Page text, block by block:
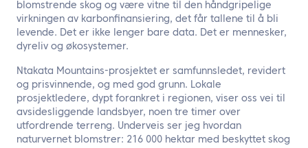
blomstrende skog og være vitne til den håndgripelige
virkningen av karbonfinansiering, det får tallene til å bli
levende. Det er ikke lenger bare data. Det er mennesker,
dyreliv og økosystemer.
Ntakata Mountains-prosjektet er samfunnsledet, revidert
og prisvinnende, og med god grunn. Lokale
prosjektledere, dypt forankret i regionen, viser oss vei til
avsidesliggende landsbyer, noen tre timer over
utfordrende terreng. Underveis ser jeg hvordan
naturvernet blomstrer: 216 000 hektar med beskyttet skog